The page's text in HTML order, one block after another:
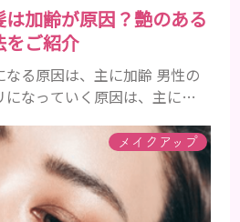
加齢が原因？艶のある
をご紹介
る原因は、主に加齢 男性の
なっていく原因は、主に加
、いつのまにか髪がチリチリ
なったと感じる人もいるでし
としての魅力が出てくる40代
る人が多い傾向があります。
メイクアップ